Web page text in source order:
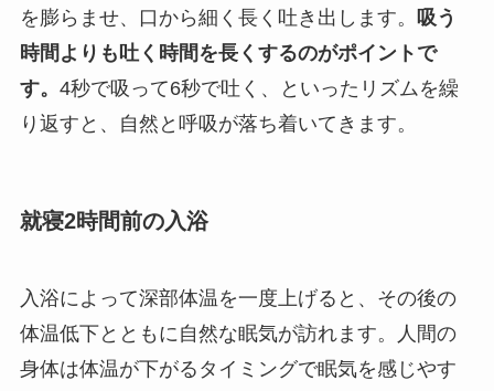
を膨らませ、口から細く長く吐き出します。 吸う
時間よりも吐く時間を長くするのがポイントで
す。 4秒で吸って6秒で吐く、といったリズムを繰
り返すと、自然と呼吸が落ち着いてきます。
就寝2時間前の入浴
入浴によって深部体温を一度上げると、その後の
体温低下とともに自然な眠気が訪れます。人間の
身体は体温が下がるタイミングで眠気を感じやす